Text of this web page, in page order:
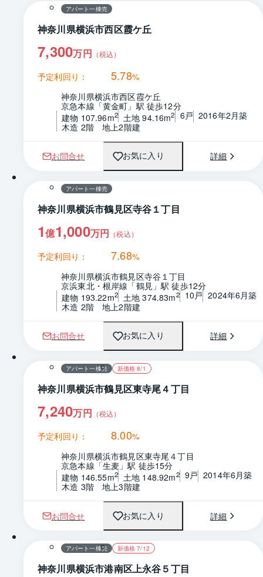
アパート一棟売
神奈川県横浜市西区霞ケ丘
7,300万円 （税込）
予定利回り： 5.78%
神奈川県横浜市西区霞ケ丘
京急本線「黄金町」駅 徒歩12分
建物 107.96m2 土地 94.16m2 6戸 2016年2月築
木造 2階　地上2階建
お問合せ お気に入り 詳細
1 / 0 間取り
アパート一棟売
神奈川県横浜市鶴見区寺谷１丁目
1億1,000万円 （税込）
予定利回り： 7.68%
神奈川県横浜市鶴見区寺谷１丁目
京浜東北・根岸線「鶴見」駅 徒歩12分
建物 193.22m2 土地 374.83m2 10戸 2024年6月築
木造 2階　地上2階建
お問合せ お気に入り 詳細
1 / 0 間取り
アパート一棟売 新価格 8/1
神奈川県横浜市鶴見区東寺尾４丁目
7,240万円 （税込）
予定利回り： 8.00%
神奈川県横浜市鶴見区東寺尾４丁目
京急本線「生麦」駅 徒歩15分
建物 146.55m2 土地 148.92m2 9戸 2014年6月築
木造 3階　地上3階建
お問合せ お気に入り 詳細
1 / 0 間取り
アパート一棟売 新価格 7/12
神奈川県横浜市港南区上永谷５丁目